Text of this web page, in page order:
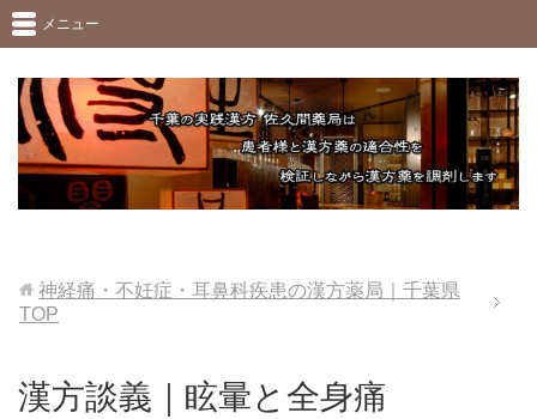
メニュー
神経痛・不妊症・耳鼻科疾患の漢方薬局｜千葉県
TOP
漢方談義｜眩暈と全身痛